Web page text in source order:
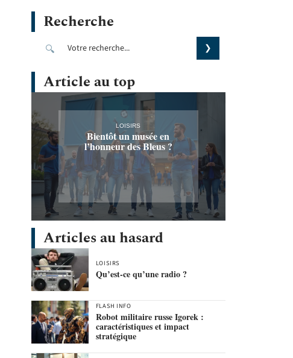
Recherche
Article au top
LOISIRS
Bientôt un musée en
l’honneur des Bleus ?
Articles au hasard
LOISIRS
Qu’est-ce qu’une radio ?
FLASH INFO
Robot militaire russe Igorek :
caractéristiques et impact
stratégique